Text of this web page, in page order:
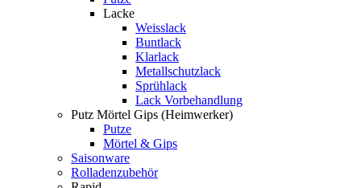
Lacke
Weisslack
Buntlack
Klarlack
Metallschutzlack
Sprühlack
Lack Vorbehandlung
Putz Mörtel Gips (Heimwerker)
Putze
Mörtel & Gips
Saisonware
Rolladenzubehör